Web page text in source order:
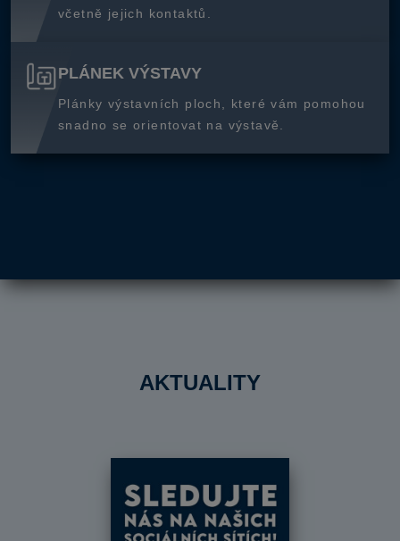
včetně jejich kontaktů.
PLÁNEK VÝSTAVY
Plánky výstavních ploch, které vám pomohou
snadno se orientovat na výstavě.
AKTUALITY